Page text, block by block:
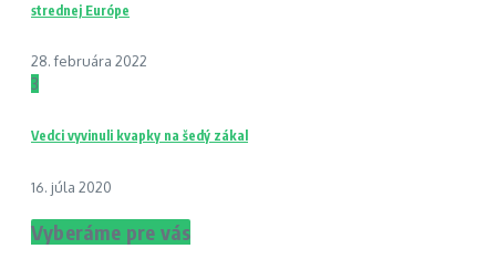
strednej Európe
28. februára 2022
3
Vedci vyvinuli kvapky na šedý zákal
16. júla 2020
Vyberáme pre vás